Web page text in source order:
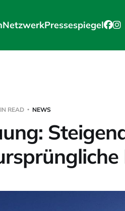
NetzwerkPressespiegel
READ NEWS